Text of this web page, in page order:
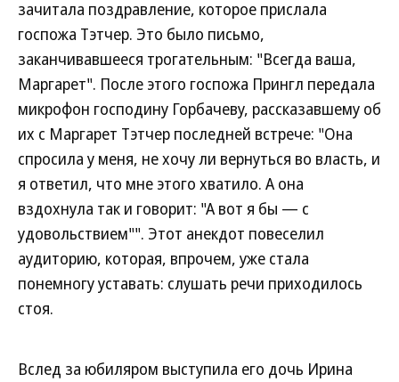
зачитала поздравление, которое прислала
госпожа Тэтчер. Это было письмо,
заканчивавшееся трогательным: "Всегда ваша,
Маргарет". После этого госпожа Прингл передала
микрофон господину Горбачеву, рассказавшему об
их с Маргарет Тэтчер последней встрече: "Она
спросила у меня, не хочу ли вернуться во власть, и
я ответил, что мне этого хватило. А она
вздохнула так и говорит: "А вот я бы — с
удовольствием"". Этот анекдот повеселил
аудиторию, которая, впрочем, уже стала
понемногу уставать: слушать речи приходилось
стоя.
Вслед за юбиляром выступила его дочь Ирина